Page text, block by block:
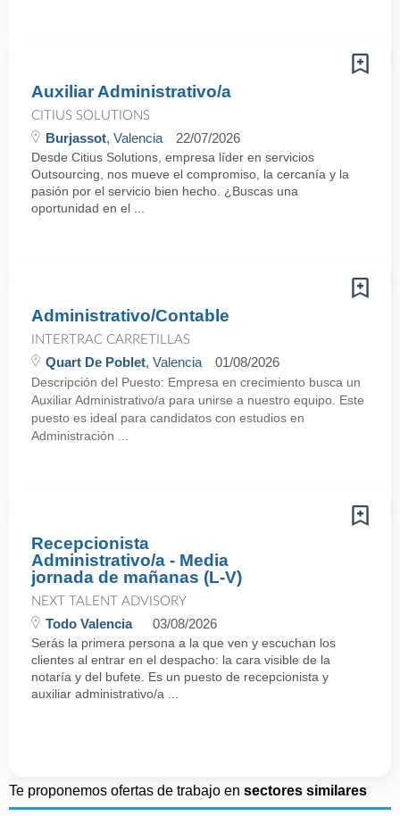
Auxiliar Administrativo/a
CITIUS SOLUTIONS
Burjassot, Valencia 22/07/2026
Desde Citius Solutions, empresa líder en servicios
Outsourcing, nos mueve el compromiso, la cercanía y la
pasión por el servicio bien hecho. ¿Buscas una
oportunidad en el ...
Administrativo/Contable
INTERTRAC CARRETILLAS
Quart De Poblet, Valencia 01/08/2026
Descripción del Puesto: Empresa en crecimiento busca un
Auxiliar Administrativo/a para unirse a nuestro equipo. Este
puesto es ideal para candidatos con estudios en
Administración ...
Recepcionista
Administrativo/a - Media
jornada de mañanas (L-V)
NEXT TALENT ADVISORY
Todo Valencia 03/08/2026
Serás la primera persona a la que ven y escuchan los
clientes al entrar en el despacho: la cara visible de la
notaría y del bufete. Es un puesto de recepcionista y
auxiliar administrativo/a ...
Te proponemos ofertas de trabajo en sectores similares